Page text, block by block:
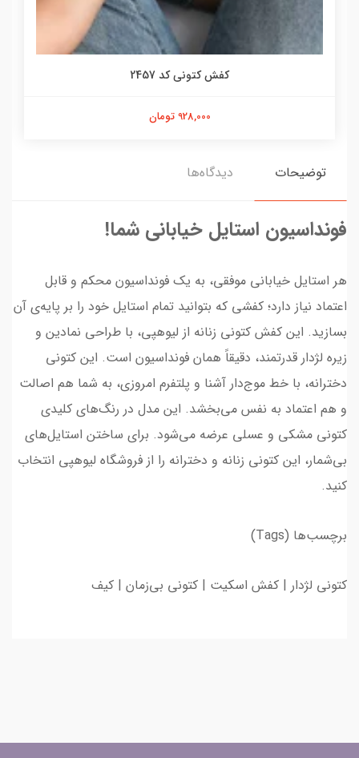
کفش کتونی کد 2457
928,000 تومان
توضیحات دیدگاه‌ها
فونداسیون استایل خیابانی شما!
هر استایل خیابانی موفقی، به یک فونداسیون محکم و قابل
اعتماد نیاز دارد؛ کفشی که بتوانید تمام استایل خود را بر پایه‌ی آن
بسازید. این کفش کتونی زنانه از لیوهپی، با طراحی نمادین و
زیره لژدار قدرتمند، دقیقاً همان فونداسیون است. این کتونی
دخترانه، با خط موج‌دار آشنا و پلتفرم امروزی، به شما هم اصالت
و هم اعتماد به نفس می‌بخشد. این مدل در رنگ‌های کلیدی
کتونی مشکی و عسلی عرضه می‌شود. برای ساختن استایل‌های
بی‌شمار، این کتونی زنانه و دخترانه را از فروشگاه لیوهپی انتخاب
کنید.
برچسب‌ها (Tags)
کتونی لژدار | کفش اسکیت | کتونی بی‌زمان | کیف